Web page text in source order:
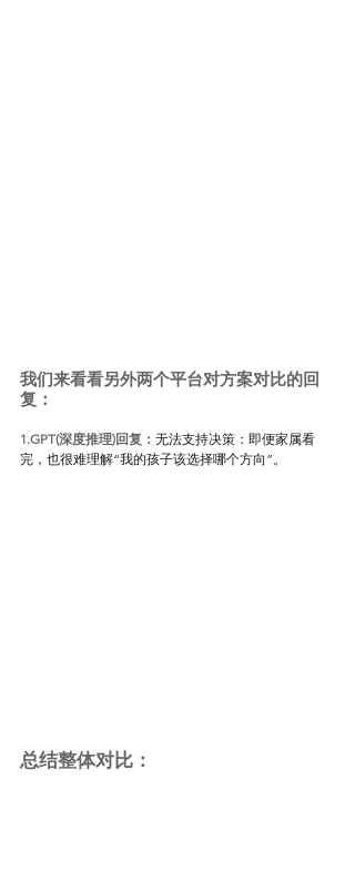
我们来看看另外两个平台对方案对比的回
复：
1.GPT(深度推理)回复： 无法支持决策：即便家属看
完，也很难理解“我的孩子该选择哪个方向”。
总结整体对比：